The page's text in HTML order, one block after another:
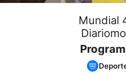
Mundial